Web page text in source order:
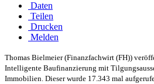
Daten
Teilen
Drucken
Melden
Thomas Bielmeier(Finanzfachwirt (FH))
Intelligente Baufinanzierung mit
Immobilien. Dieser wurde 17.343 mal